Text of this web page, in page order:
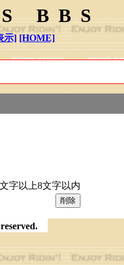
BBS
示] [HOME]
字以上8文字以内